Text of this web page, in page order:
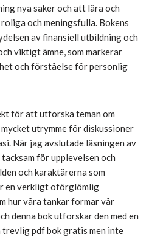
nya saker och att lära och
och meningsfulla. Bokens
av finansiell utbildning och
viktigt ämne, som markerar
och förståelse för personlig
för att utforska teman om
utrymme för diskussioner
När jag avslutade läsningen av
för upplevelsen och
och karaktärerna som
en verkligt oförglömlig
hur våra tankar formar vår
denna bok utforskar den med en
pdf bok gratis men inte